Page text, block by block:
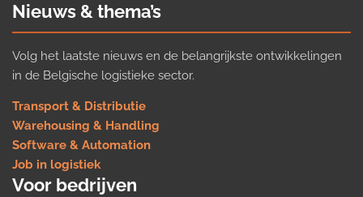
Nieuws & thema’s
Volg het laatste nieuws en de belangrijkste ontwikkelingen
in de Belgische logistieke sector.
Transport & Distributie
Warehousing & Handling
Software & Automation
Job in logistiek
Voor bedrijven